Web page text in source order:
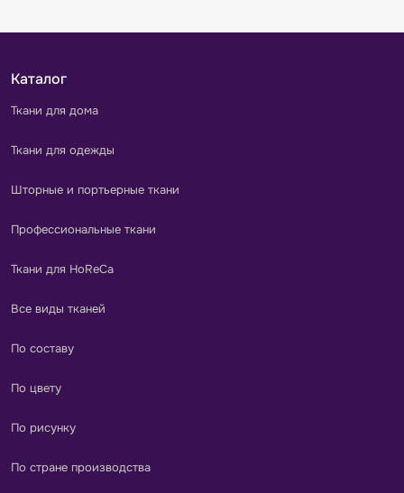
Каталог
Ткани для дома
Ткани для одежды
Шторные и портьерные ткани
Профессиональные ткани
Ткани для HoReCa
Все виды тканей
По составу
По цвету
По рисунку
По стране производства